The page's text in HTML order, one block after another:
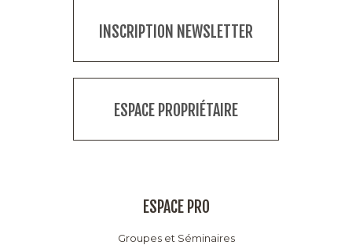
INSCRIPTION NEWSLETTER
ESPACE PROPRIÉTAIRE
ESPACE PRO
Groupes et Séminaires